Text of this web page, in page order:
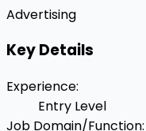
Advertising
Key Details
Experience:
Entry Level
Job Domain/Function: